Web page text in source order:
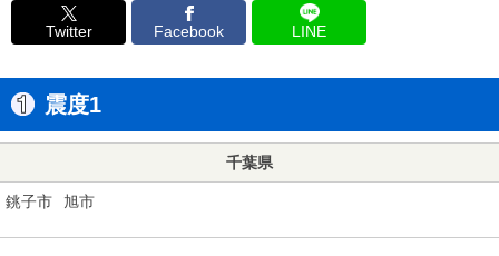
Twitter Facebook LINE
震度1
千葉県
銚子市 旭市